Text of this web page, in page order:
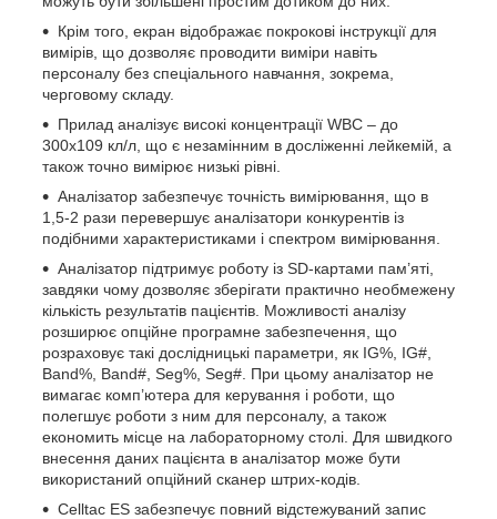
Крім того, екран відображає покрокові інструкції для
вимірів, що дозволяє проводити виміри навіть
персоналу без спеціального навчання, зокрема,
черговому складу.
Прилад аналізує високі концентрації WBC – до
300х109 кл/л, що є незамінним в досліженні лейкемій, а
також точно вимірює низькі рівні.
Аналізатор забезпечує точність вимірювання, що в
1,5-2 рази перевершує аналізатори конкурентів із
подібними характеристиками і спектром вимірювання.
Аналізатор підтримує роботу із SD-картами пам’яті,
завдяки чому дозволяє зберігати практично необмежену
кількість результатів пацієнтів. Можливості аналізу
розширює опційне програмне забезпечення, що
розраховує такі дослідницькі параметри, як IG%, IG#,
Band%, Band#, Seg%, Seg#. При цьому аналізатор не
вимагає комп’ютера для керування і роботи, що
полегшує роботи з ним для персоналу, а також
економить місце на лабораторному столі. Для швидкого
внесення даних пацієнта в аналізатор може бути
використаний опційний сканер штрих-кодів.
Celltac ES забезпечує повний відстежуваний запис